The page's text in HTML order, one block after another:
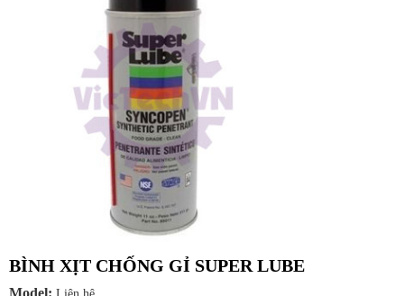
BÌNH XỊT CHỐNG GỈ SUPER LUBE
Model: